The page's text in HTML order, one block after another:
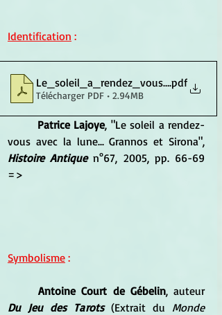
Identification :
.pdf
Télécharger PDF • 2.94MB
Patrice Lajoye, "Le soleil a rendez-
Histoire Antique n°67, 2005, pp. 66-69
=>
Symbolisme :
Antoine Court de Gébelin
, auteur
Du Jeu des Tarots (Extrait du Monde